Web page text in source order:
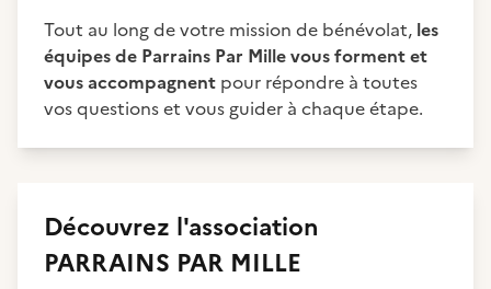
Tout au long de votre mission de bénévolat, les
équipes de Parrains Par Mille vous forment et
vous accompagnent pour répondre à toutes
vos questions et vous guider à chaque étape.
Découvrez l'association
PARRAINS PAR MILLE